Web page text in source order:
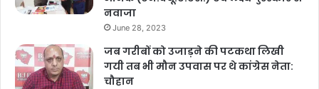
नवाजा
June 28, 2023
जब गरीबों को उजाड़ने की पटकथा लिखी
गयी तब भी मौन उपवास पर थे कांग्रेस नेता:
चौहान